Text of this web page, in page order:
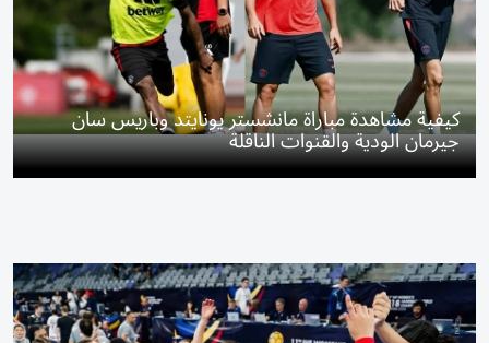
كيفية مشاهدة مباراة مانشستر يونايتد وباريس سان
جيرمان الودية والقنوات الناقلة